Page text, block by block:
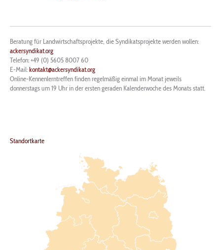
Beratung für Landwirtschaftsprojekte, die Syndikatsprojekte werden wollen:
ackersyndikat.org
Telefon: +49 (0) 5605 8007 60
E-Mail:kontakt@ackersyndikat.org
Online-Kennenlerntreffen finden regelmäßig einmal im Monat jeweils
donnerstags um 19 Uhr in der ersten geraden Kalenderwoche des Monats statt.
Standortkarte